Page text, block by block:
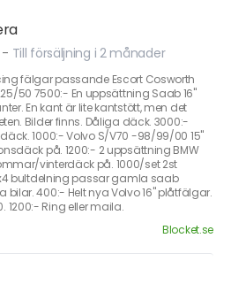
- Till försäljning i 2 månader
fälgar passande Escort Cosworth
50 7500:- En uppsättning Saab 16"
En kant är lite kantstött, men det
Bilder finns. Dåliga däck. 3000:-
1000:- Volvo S/V70 -98/99/00 15"
på. 1200:- 2 uppsättning BMW
vinterdäck på. 1000/set 2st
bultdelning passar gamla saab
400:- Helt nya Volvo 16" plåtfälgar.
1200:- Ring eller maila.
Blocket.se